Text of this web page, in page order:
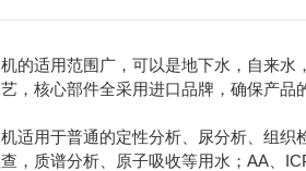
适用范围广，可以是地下水，自来水
，核心部件全采用进口品牌，确保产品
用于普通的定性分析、尿分析、组织
，质谱分析、原子吸收等用水；AA、